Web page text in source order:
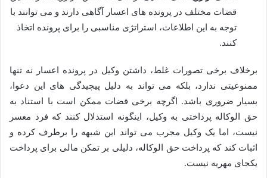
قضات مختلف در پرونده های اعسار آگاهی دارند و می توانند با
توجه به این اطلاعات، استراتژی مناسبی را برای پرونده اتخاذ
کنند.
برخلاف برخی تصورات غلط، داشتن وکیل در پرونده اعسار نه تنها
ممنوعیتی ندارد، بلکه می تواند به دلیل پیچیدگی های این دعوا،
بسیار ضروری باشد. اگرچه برخی قضات ممکن است با استناد به
حق الوکاله پرداختی به وکیل، اینگونه استدلال کنند که فرد معسر
نیست، اما یک وکیل مجرب می تواند این شبهه را برطرف کرده و
اثبات کند که پرداخت حق الوکاله، دلیلی بر تمکن مالی برای پرداخت
یکجای مهریه نیست.